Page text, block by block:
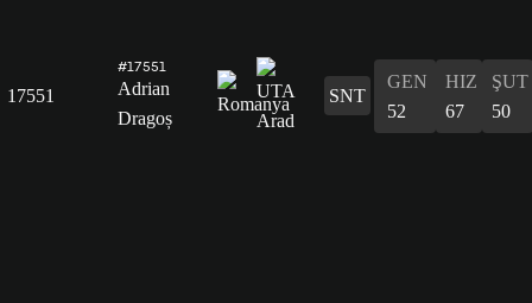
17551
#17551
Adrian
Dragoș
SNT
GEN
52
HIZ
67
ŞUT
50